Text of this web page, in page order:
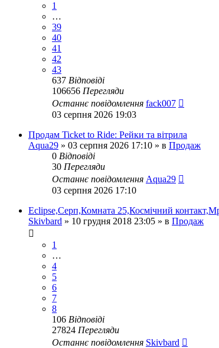
1
…
39
40
41
42
43
637 Відповіді
106656 Перегляди
Останнє повідомлення fack007
03 серпня 2026 19:03
Продам Ticket to Ride: Рейки та вітрила
Aqua29 » 03 серпня 2026 17:10 » в Продаж
0 Відповіді
30 Перегляди
Останнє повідомлення Aqua29
03 серпня 2026 17:10
Eclipse,Серп,Комната 25,Космічний
Skivbard » 10 грудня 2018 23:05 » в Продаж
1
…
4
5
6
7
8
106 Відповіді
27824 Перегляди
Останнє повідомлення Skivbard